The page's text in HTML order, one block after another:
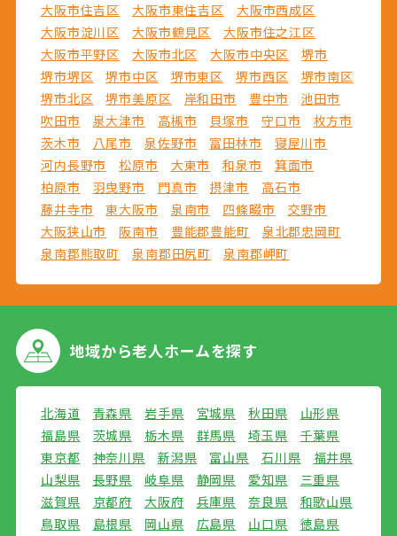
大阪市住吉区
大阪市東住吉区
大阪市西成区
大阪市淀川区
大阪市鶴見区
大阪市住之江区
大阪市平野区
大阪市北区 大阪市中央区
堺市
堺市堺区
堺市中区 堺市東区 堺市西区
堺市南区
堺市北区
堺市美原区 岸和田市 豊中市
池田市
吹田市
泉大津市 高槻市 貝塚市 守口市
枚方市
茨木市
八尾市 泉佐野市 富田林市
寝屋川市
河内長野市
松原市 大東市 和泉市
箕面市
柏原市
羽曳野市 門真市 摂津市
高石市
藤井寺市
東大阪市 泉南市 四條畷市
交野市
大阪狭山市
阪南市 豊能郡豊能町
泉北郡忠岡町
泉南郡熊取町
泉南郡田尻町 泉南郡岬町
地域から老人ホームを探す
北海道 青森県 岩手県 宮城県 秋田県
山形県
福島県
茨城県 栃木県 群馬県 埼玉県
千葉県
東京都
神奈川県 新潟県 富山県 石川県
福井県
山梨県
長野県 岐阜県 静岡県 愛知県
三重県
滋賀県
京都府 大阪府 兵庫県 奈良県
和歌山県
鳥取県
島根県 岡山県 広島県 山口県
徳島県